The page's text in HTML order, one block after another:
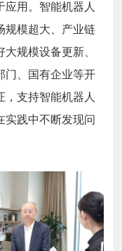
应用。智能机器人
规模超大、产业链
规模设备更新、
门、国有企业等开
，支持智能机器人
践中不断发现问